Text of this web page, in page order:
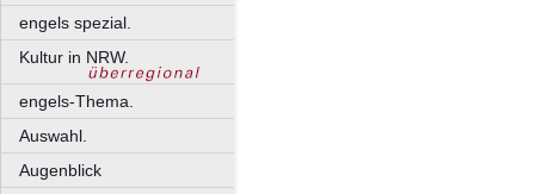
engels spezial.
Kultur in NRW.
engels-Thema.
Auswahl.
Augenblick